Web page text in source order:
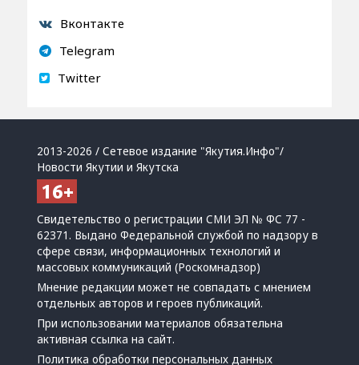
Вконтакте
Telegram
Twitter
2013-2026 / Сетевое издание "Якутия.Инфо"/
Новости Якутии и Якутска
Свидетельство о регистрации СМИ ЭЛ № ФС 77 -
62371. Выдано Федеральной службой по надзору в
сфере связи, информационных технологий и
массовых коммуникаций (Роскомнадзор)
Мнение редакции может не совпадать с мнением
отдельных авторов и героев публикаций.
При использовании материалов обязательна
активная ссылка на сайт.
Политика обработки персональных данных